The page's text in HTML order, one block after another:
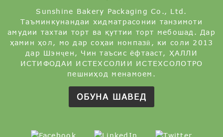
Sunshine Bakery Packaging Co., Ltd.
Таъминкунандаи хидматрасонии танзимоти
амудии тахтаи торт ва қуттии торт мебошад. Дар
ҳамин ҳол, мо дар соҳаи нонпазӣ, ки соли 2013
дар Шэнҷен, Чин таъсис ёфтааст, ҲАЛЛИ
ИСТИФОДАИ ИСТЕХСОЛИИ ИСТЕХСОЛОТРО
пешниҳод менамоем.
ОБУНА ШАВЕД